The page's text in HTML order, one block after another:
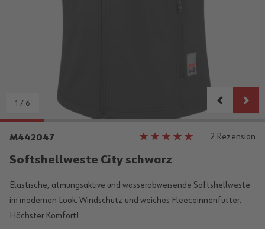
1 / 6
M442047
Bewertung:
2 Rezension
Softshellweste City schwarz
Elastische, atmungsaktive und wasserabweisende Softshellweste
im modernen Look. Windschutz und weiches Fleeceinnenfutter.
Höchster Komfort!